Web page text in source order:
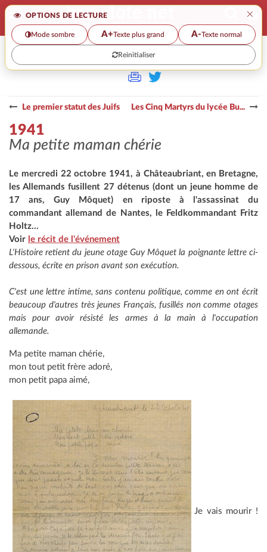
OPTIONS DE LECTURE ×
Mode sombre A+Texte plus grand A-Texte normal
Reinitialiser
>>
Le premier statut des Juifs Les Cinq Martyrs du lycée Bu...
1941
Ma petite maman chérie
Le mercredi 22 octobre 1941, à Châteaubriant, en Bretagne,
les Allemands fusillent 27 détenus (dont un jeune homme de
17 ans, Guy Môquet) en riposte à l'assassinat du
commandant allemand de Nantes, le Feldkommandant Fritz
Holtz...
Voir le récit de l'événement
L'Histoire retient du jeune otage Guy Môquet la poignante lettre ci-
dessous, écrite en prison avant son exécution.
C'est une lettre intime, sans contenu politique, comme en ont écrit
beaucoup d'autres très jeunes Français, fusillés non comme otages
mais pour avoir résisté les armes à la main à l'occupation
allemande.
Ma petite maman chérie,
mon tout petit frère adoré,
mon petit papa aimé,
Je vais mourir !